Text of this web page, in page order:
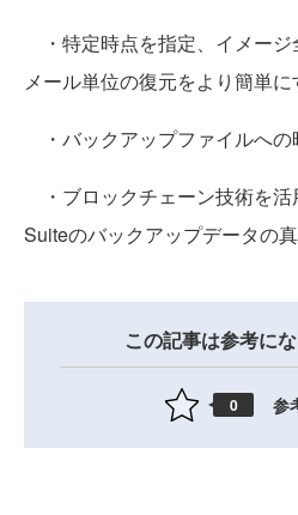
・特定時点を指定、イメージ
メール単位の復元をより簡単
・バックアップファイルへの
・ブロックチェーン技術を
Suiteのバックアップデータの
この記事は参考に
0 参